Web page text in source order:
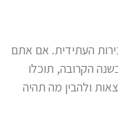
העתידית. אם אתם
הקרובה, תוכלו
ולהבין מה תהיה